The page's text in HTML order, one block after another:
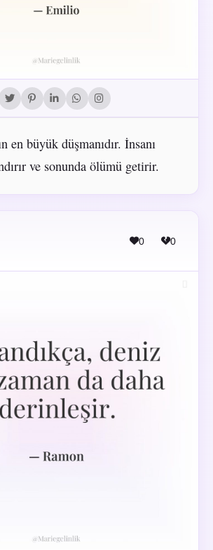
en büyük düşmanıdır. İnsanı
ve sonunda ölümü getirir.
0 0